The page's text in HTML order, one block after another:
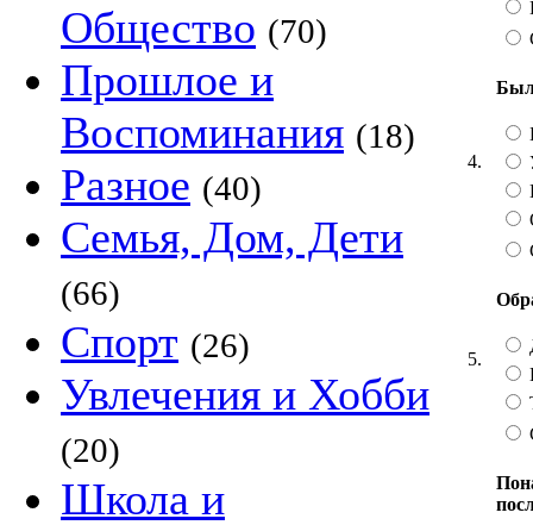
Общество (70)
Прошлое и
Воспоминания (18)
Разное (40)
Семья, Дом, Дети
(66)
Спорт (26)
Увлечения и Хобби
(20)
Школа и
4.
5.